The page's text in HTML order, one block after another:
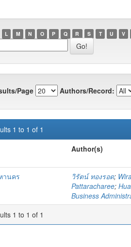
L M N O P Q R S T U V
Page Authors/Record:
1 to 1 of 1
Author(s)
านคร วิรัตน์ ทองรอด;
Pattaracharee;
Business
1 to 1 of 1